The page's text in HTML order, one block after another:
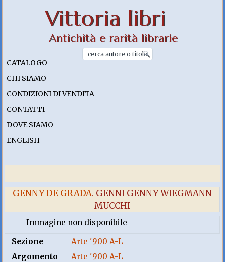
Vittoria libri
Antichità e rarità librarie
CATALOGO
CHI SIAMO
CONDIZIONI DI VENDITA
CONTATTI
DOVE SIAMO
ENGLISH
GENNY DE GRADA. GENNI GENNY WIEGMANN
MUCCHI
Immagine non disponibile
Sezione
Arte '900 A-L
Argomento
Arte '900 A-L